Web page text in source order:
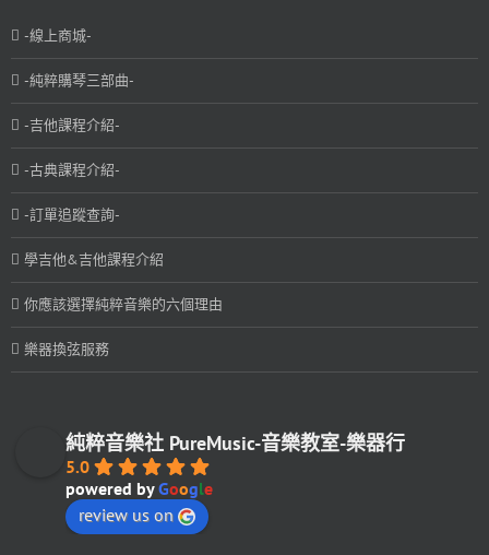
-線上商城-
-純粹購琴三部曲-
-吉他課程介紹-
-古典課程介紹-
-訂單追蹤查詢-
學吉他&吉他課程介紹
你應該選擇純粹音樂的六個理由
樂器換弦服務
純粹音樂社 PureMusic-音樂教室-樂器行
5.0
powered byGoogle
review us on